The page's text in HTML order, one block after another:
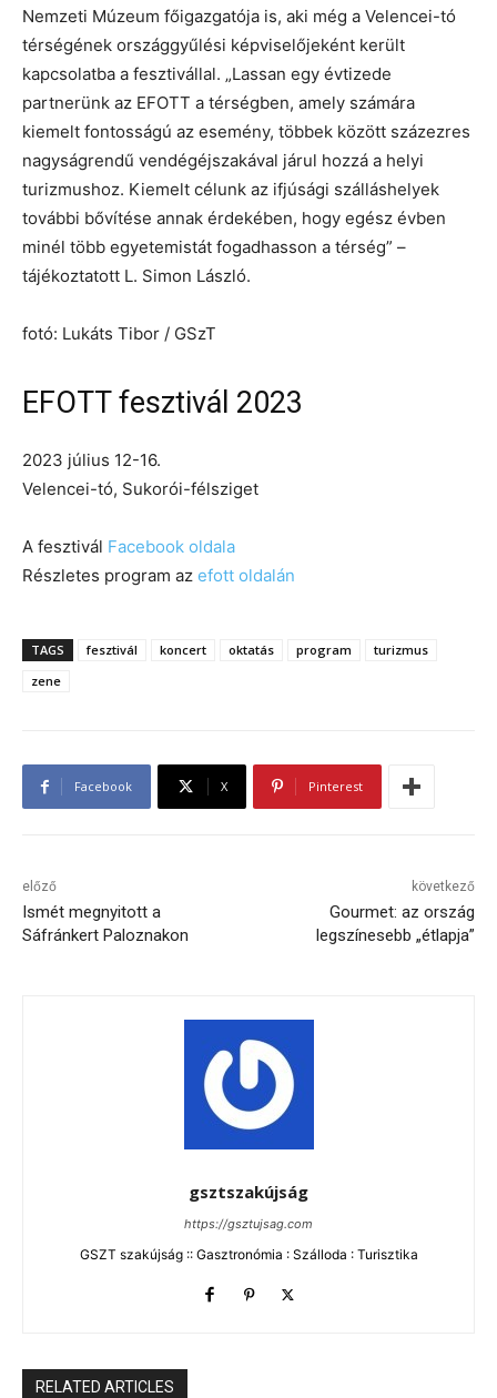
Nemzeti Múzeum főigazgatója is, aki még a Velencei-tó
térségének országgyűlési képviselőjeként került
kapcsolatba a fesztivállal. „Lassan egy évtizede
partnerünk az EFOTT a térségben, amely számára
kiemelt fontosságú az esemény, többek között százezres
nagyságrendű vendégéjszakával járul hozzá a helyi
turizmushoz. Kiemelt célunk az ifjúsági szálláshelyek
további bővítése annak érdekében, hogy egész évben
minél több egyetemistát fogadhasson a térség” –
tájékoztatott L. Simon László.
fotó: Lukáts Tibor / GSzT
EFOTT fesztivál 2023
2023 július 12-16.
Velencei-tó, Sukorói-félsziget
A fesztivál Facebook oldala
Részletes program az efott oldalán
TAGS fesztivál koncert oktatás program
turizmus
zene
Facebook X Pinterest
előző
Ismét megnyitott a
Sáfránkert Paloznakon
következő
Gourmet: az ország
legszínesebb „étlapja”
gsztszakújság
https://gsztujsag.com
GSZT szakújság :: Gasztronómia : Szálloda : Turisztika
RELATED ARTICLES